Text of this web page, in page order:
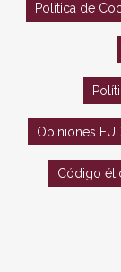
Política de
Opiniones
Código